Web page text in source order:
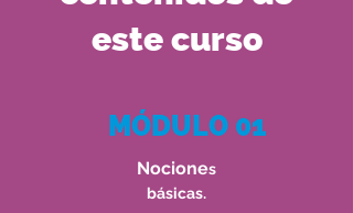
este curso
MÓDULO 01
Nociones
básicas.